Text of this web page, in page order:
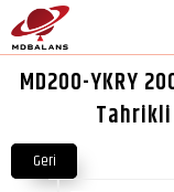
MD200-YKRY
Geri